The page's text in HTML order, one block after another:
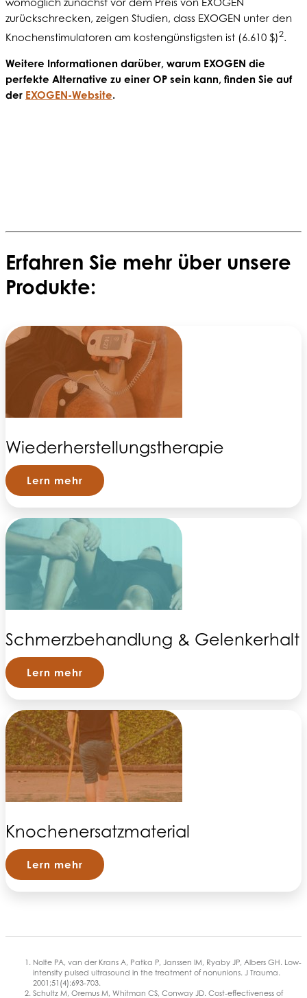
zurückschrecken, zeigen Studien, dass EXOGEN unter den
Knochenstimulatoren am kostengünstigsten ist (6.610 $)2.
Weitere Informationen darüber, warum EXOGEN die
perfekte Alternative zu einer OP sein kann, finden Sie auf
der EXOGEN-Website.
Erfahren Sie mehr über unsere
Produkte:
Wiederherstellungstherapie
Lern mehr
Schmerzbehandlung & Gelenkerhalt
Lern mehr
Knochenersatzmaterial
Lern mehr
Nolte PA, van der Krans A, Patka P, Janssen IM, Ryaby JP, Albers GH. Low-
intensity pulsed ultrasound in the treatment of nonunions. J Trauma.
2001;51(4):693-703.
Schultz M, Oremus M, Whitman CS, Conway JD. Cost-effectiveness of